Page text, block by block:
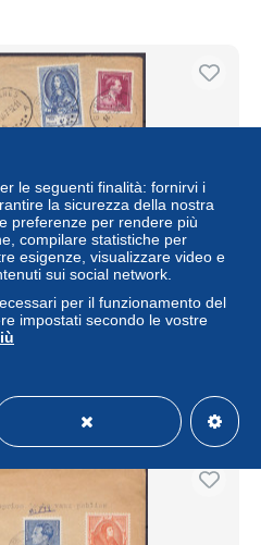
càd GERPINNES /14-
HANZINNE
USD
Professionista
le seguenti finalità: fornirvi i
la sicurezza della nostra
preferenze per rendere più
compilare statistiche per
esigenze, visualizzare video e
sui social network.
per il funzionamento del
impostati secondo le vostre